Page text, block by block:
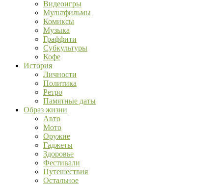
Видеоигры
Мультфильмы
Комиксы
Музыка
Граффити
Субкультуры
Кофе
История
Личности
Политика
Ретро
Памятные даты
Образ жизни
Авто
Мото
Оружие
Гаджеты
Здоровье
Фестивали
Путешествия
Остальное